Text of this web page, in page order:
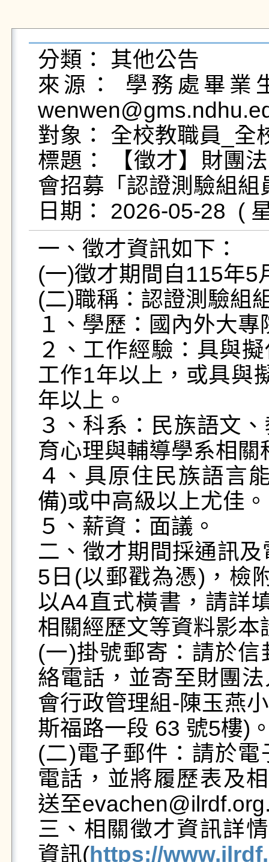
分類： 其他公告
來源： 學務處畢業
對象： 全校教職員_全
標題： 【徵才】財團
會招募「認證測驗組
一、徵才資訊如下：
(一)徵才期間自115年
(二)職稱：認證測驗組
１、學歷：國內外大專
２、工作經驗：具與
工作1年以上，或具與
年以上。
３、科系：民族語文
育心理與輔導學系相關
４、具原住民族語言
備)或中高級以上尤佳。
５、薪資：面議。
二、徵才期間採通訊
5日(以郵戳為憑)，檢
以A4直式橫書，請詳
相關經歷文等資料影本
(一)掛號郵寄：請於
絡電話，並寄至財團
會行政管理組-陳玉燕
斯福路一段 63 號5樓)
(二)電子郵件：請於
電話，並將履歷表及
送至
三、相關徵才資訊詳
資訊(https://